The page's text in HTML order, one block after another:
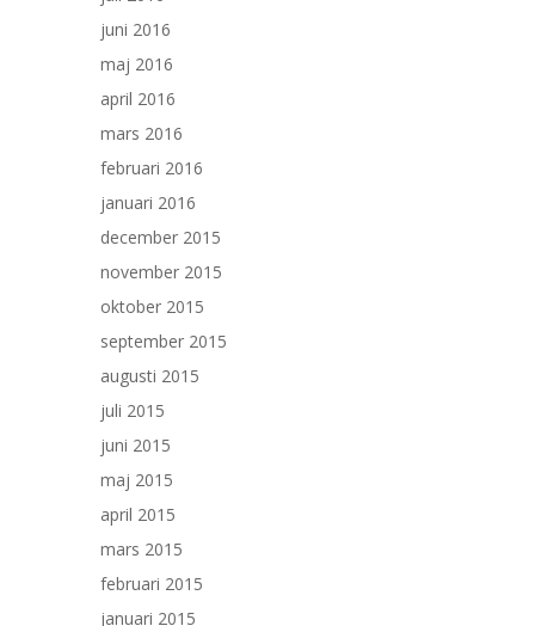
juni 2016
maj 2016
april 2016
mars 2016
februari 2016
januari 2016
december 2015
november 2015
oktober 2015
september 2015
augusti 2015
juli 2015
juni 2015
maj 2015
april 2015
mars 2015
februari 2015
januari 2015